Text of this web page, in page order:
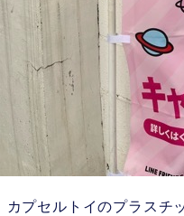
カプセルトイのプラスチ